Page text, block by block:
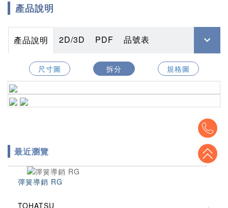
產品說明
產品說明 2D/3D PDF 品號表
尺寸圖 拆分 規格圖
最近瀏覽
彈簧導銷 RG
TOHATSU